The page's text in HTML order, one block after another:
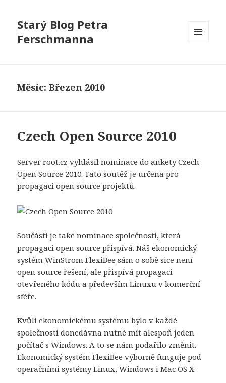
Starý Blog Petra
Ferschmanna
Měsíc:Březen 2010
Czech Open Source 2010
Serverroot.cz vyhlásil nominace do anketyCzech
Open Source 2010. Tato soutěž je určena pro
propagaci open source projektů.
Součástí je také nominace společnosti, která
propagaci open source přispívá. Náš ekonomický
systémWinStrom FlexiBee sám o sobě sice není
open source řešení, ale přispívá propagaci
otevřeného kódu a především Linuxu v komerční
sféře.
Kvůli ekonomickému systému bylo v každé
společnosti donedávna nutné mít alespoň jeden
počítač s Windows. A to se nám podařilo změnit.
Ekonomický systém FlexiBee výborně funguje pod
operačními systémy Linux, Windows i Mac OS X.